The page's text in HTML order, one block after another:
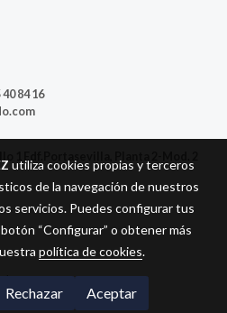
40 84 16
utiliza cookies propias y terceros
de la navegación de nuestros
servicios. Puedes configurar tus
“Configurar” o obtener más
política de cookies.
Rechazar Aceptar